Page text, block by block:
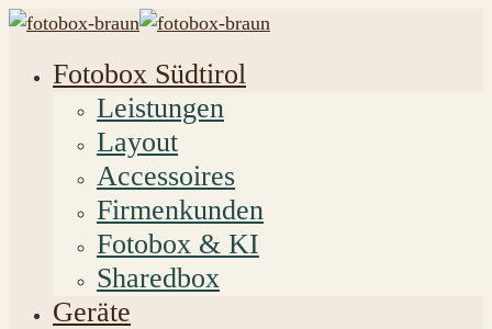
Fotobox Südtirol
Leistungen
Layout
Accessoires
Firmenkunden
Fotobox & KI
Sharedbox
Geräte